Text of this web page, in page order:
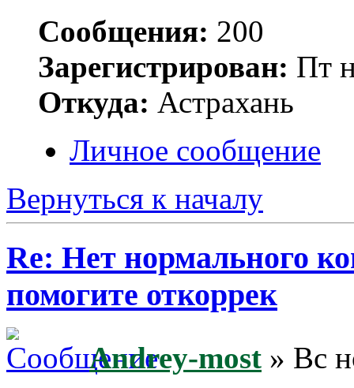
Сообщения: 200
Зарегистрирован: Пт
Откуда: Астрахань
Личное сообщение
Вернуться к началу
Re: Нет нормального
помогите откоррек
Andrey-most » Вс